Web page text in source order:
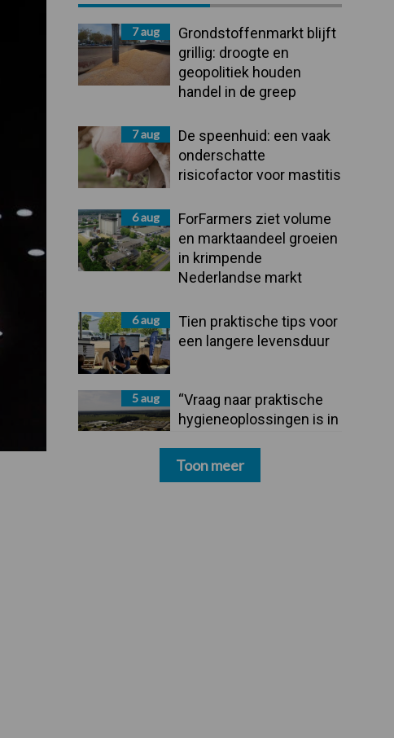
Sidebar7 aug
Grondstoffenmarkt blijft
grillig: droogte en
geopolitiek houden
handel in de greep
7 aug
De speenhuid: een vaak
onderschatte
risicofactor voor mastitis
6 aug
ForFarmers ziet volume
en marktaandeel groeien
in krimpende
Nederlandse markt
6 aug
Tien praktische tips voor
een langere levensduur
5 aug
“Vraag naar praktische
hygieneoplossingen is in
Toon meer